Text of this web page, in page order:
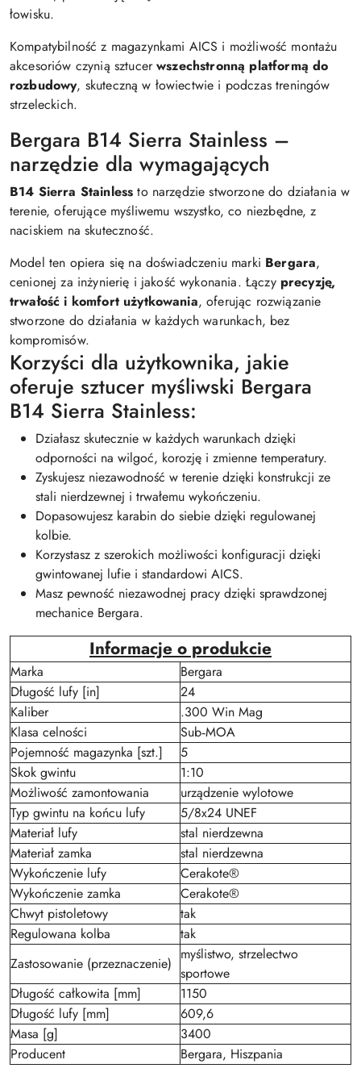
łowisku.
Kompatybilność z magazynkami AICS i możliwość montażu
akcesoriów czynią sztucerwszechstronną platformą do
rozbudowy, skuteczną w łowiectwie i podczas treningów
strzeleckich.
Bergara B14 Sierra Stainless –
narzędzie dla wymagających
B14 Sierra Stainless to narzędzie stworzone do działania w
terenie, oferujące myśliwemu wszystko, co niezbędne, z
naciskiem na skuteczność.
Model ten opiera się na doświadczeniu marki Bergara,
cenionej za inżynierię i jakość wykonania. Łączy precyzję,
trwałość i komfort użytkowania, oferując rozwiązanie
stworzone do działania w każdych warunkach, bez
kompromisów.
Korzyści dla użytkownika, jakie
oferuje sztucer myśliwski Bergara
B14 Sierra Stainless:
Działasz skutecznie w każdych warunkach dzięki
odporności na wilgoć, korozję i zmienne temperatury.
Zyskujesz niezawodność w terenie dzięki konstrukcji ze
stali nierdzewnej i trwałemu wykończeniu.
Dopasowujesz karabin do siebie dzięki regulowanej
kolbie.
Korzystasz z szerokich możliwości konfiguracji dzięki
gwintowanej lufie i standardowi AICS.
Masz pewność niezawodnej pracy dzięki sprawdzonej
mechanice Bergara.
Informacje o produkcie
Marka
Bergara
Długość lufy [in]
24
Kaliber
.300 Win Mag
Klasa celności
Sub‑MOA
Pojemność magazynka [szt.]
5
Skok gwintu
1:10
Możliwość zamontowania
urządzenie wylotowe
Typ gwintu na końcu lufy
5/8x24 UNEF
Materiał lufy
stal nierdzewna
Materiał zamka
stal nierdzewna
Wykończenie lufy
Cerakote®
Wykończenie zamka
Cerakote®
Chwyt pistoletowy
tak
Regulowana kolba
tak
Zastosowanie (przeznaczenie)
myślistwo, strzelectwo
sportowe
Długość całkowita [mm]
1150
Długość lufy [mm]
609,6
Masa [g]
3400
Producent
Bergara, Hiszpania